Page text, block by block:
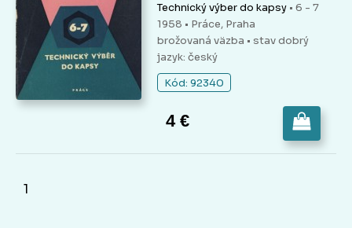
Technický výber do kapsy • 6 - 7
1958 • Práce, Praha
brožovaná väzba • stav dobrý
jazyk: český
Kód: 92340
4 €
1